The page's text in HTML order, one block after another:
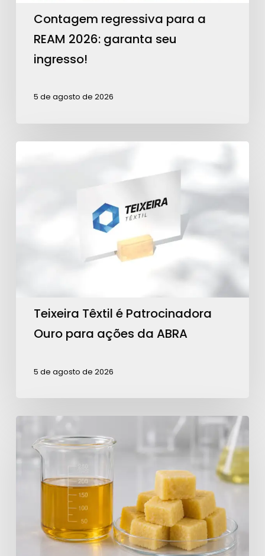
Contagem regressiva para a
REAM 2026: garanta seu
ingresso!
5 de agosto de 2026
Teixeira Têxtil é Patrocinadora
Ouro para ações da ABRA
5 de agosto de 2026
ABRA
sobre
tarifas
repercute